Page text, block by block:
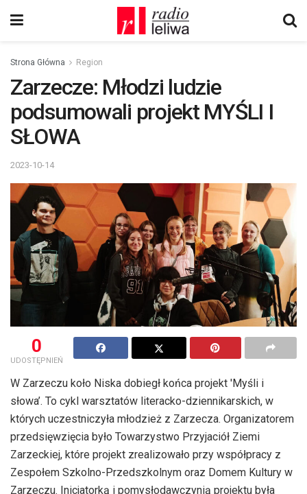
Strona Główna Region
Zarzecze: Młodzi ludzie
podsumowali projekt MYŚLI I
SŁOWA
2023-10-14
0
UDOSTĘPNIEŃ
W Zarzeczu koło Niska dobiegł końca projekt 'Myśli i
słowa’. To cykl warsztatów literacko-dziennikarskich, w
których uczestniczyła młodzież z Zarzecza. Organizatorem
przedsięwzięcia było Towarzystwo Przyjaciół Ziemi
Zarzeckiej, które projekt zrealizowało przy współpracy z
Zespołem Szkolno-Przedszkolnym oraz Domem Kultury w
Zarzeczu. Inicjatorką i pomysłodawczynią projektu była